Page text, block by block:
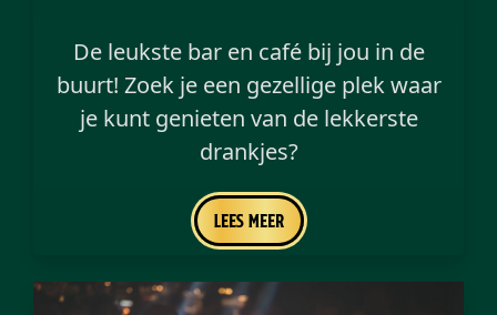
De leukste bar en café bij jou in de
buurt! Zoek je een gezellige plek waar
je kunt genieten van de lekkerste
drankjes?
Lees meer